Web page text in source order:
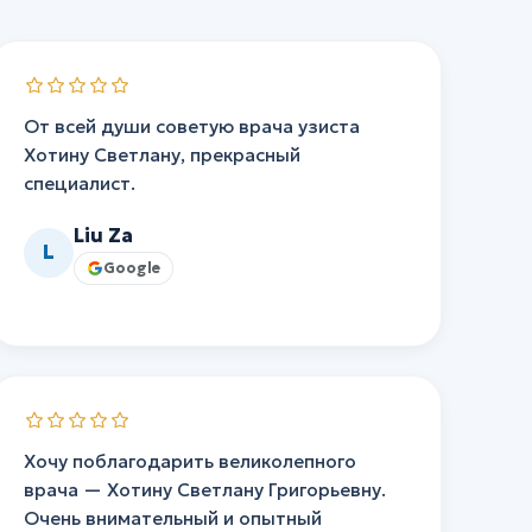
От всей души советую врача узиста
Хотину Светлану, прекрасный
специалист.
L
Liu Za
Google
Хочу поблагодарить великолепного
врача — Хотину Светлану Григорьевну.
Очень внимательный и опытный